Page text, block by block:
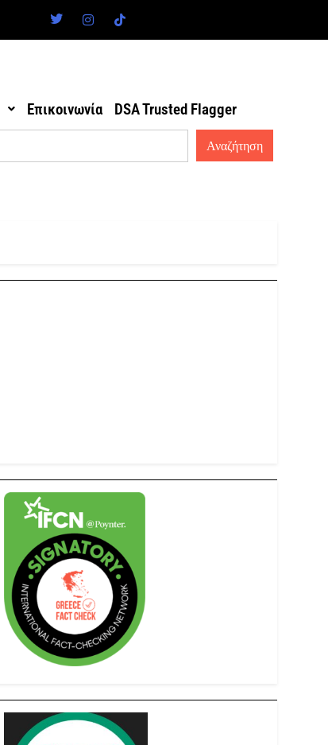
Επικοινωνία DSA Trusted Flagger